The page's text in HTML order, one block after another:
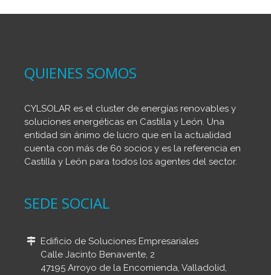
QUIENES SOMOS
CYLSOLAR es el cluster de energías renovables y
soluciones energéticas en Castilla y León. Una
entidad sin ánimo de lucro que en la actualidad
cuenta con más de 60 socios y es la referencia en
Castilla y León para todos los agentes del sector.
SEDE SOCIAL
Edificio de Soluciones Empresariales
Calle Jacinto Benavente, 2
47195 Arroyo de la Encomienda, Valladolid,